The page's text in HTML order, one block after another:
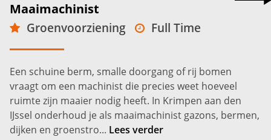
Maaimachinist
Groenvoorziening
Full Time
VMBO
€2.900 - € 3.900
Een schuine berm, smalle doorgang of rij bomen
vraagt om een machinist die precies weet hoeveel
ruimte zijn maaier nodig heeft. In Krimpen aan den
IJssel onderhoud je als maaimachinist gazons, bermen,
dijken en groenstro... Lees verder